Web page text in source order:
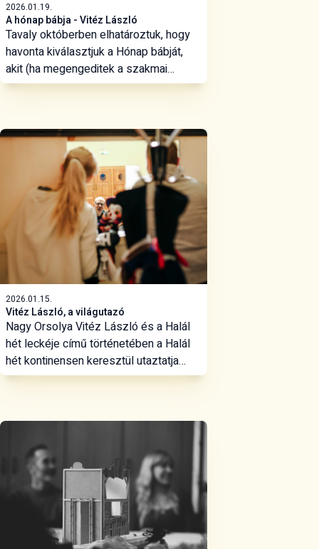
2026.01.19.
A hónap bábja - Vitéz László
Tavaly októberben elhatároztuk, hogy
havonta kiválasztjuk a Hónap bábját,
akit (ha megengeditek a szakmai
megszemélyesítést) részletesen
hét leckéje című legújabb vásári
paravános bábjátékunk címszereplőjét
ismerhetitek meg.
2026.01.15.
Vitéz László, a világutazó
Nagy Orsolya Vitéz László és a Halál
hét leckéje című történetében a Halál
hét kontinensen keresztül utaztatja
főhősünket, aki nem egyébre